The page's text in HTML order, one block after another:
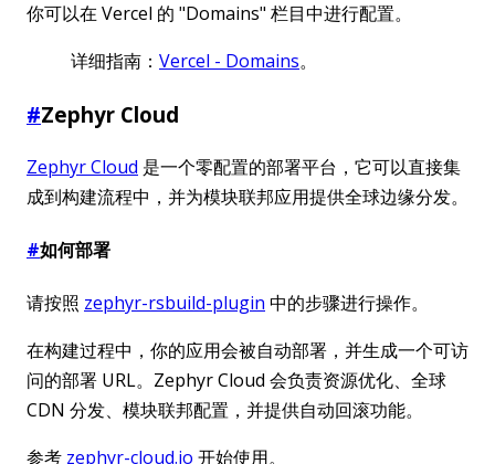
你可以在 Vercel 的 "Domains" 栏目中进行配置。
详细指南： Vercel - Domains。
#Zephyr Cloud
Zephyr Cloud 是一个零配置的部署平台，它可以直接集
成到构建流程中，并为模块联邦应用提供全球边缘分发。
#如何部署
请按照 zephyr-rsbuild-plugin 中的步骤进行操作。
在构建过程中，你的应用会被自动部署，并生成一个可访
问的部署 URL。Zephyr Cloud 会负责资源优化、全球
CDN 分发、模块联邦配置，并提供自动回滚功能。
参考 zephyr-cloud.io 开始使用。